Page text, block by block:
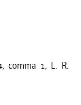
comma 1, L. R.